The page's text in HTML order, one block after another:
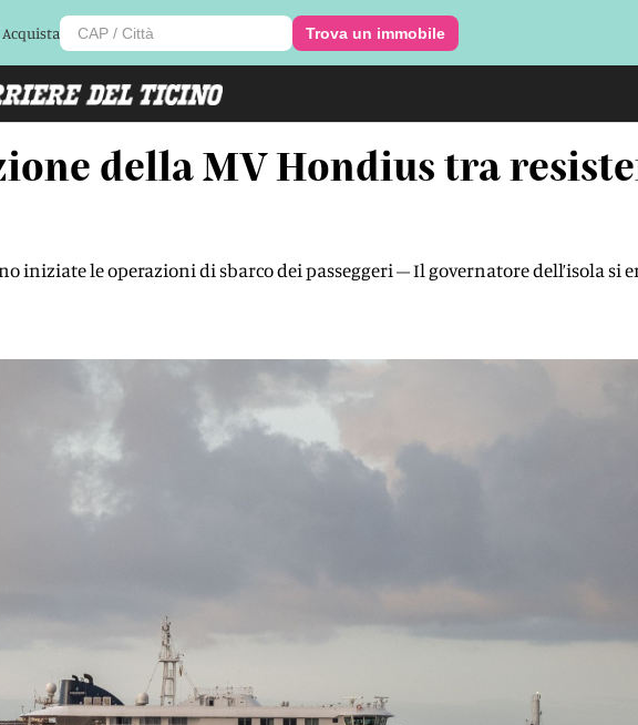
Acquista Trova un immobile
della MV Hondius tra
iniziate le operazioni di sbarco dei passeggeri – Il governatore dell’isola si